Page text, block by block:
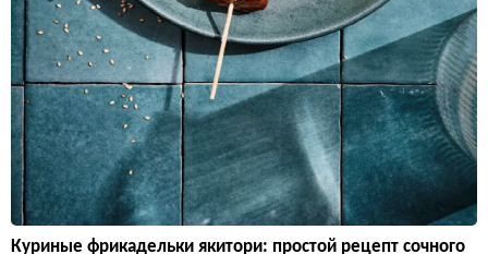
Куриные фрикадельки якитори: простой рецепт сочного